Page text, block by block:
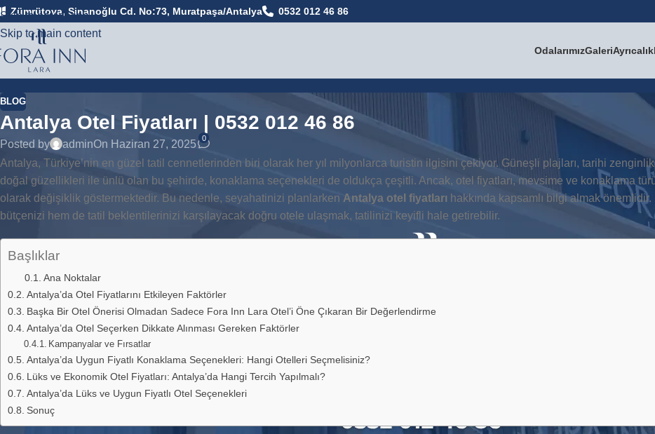
Skip to navigation
Skip to main content
Zümrütova, Sinanoğlu Cd. No:73, Muratpaşa/Antalya 0532 012 46 86
OdalarımızGaleri
BLOG
Antalya Otel Fiyatları | 0532 012 46 86
Posted by adminOn Haziran 27, 2025
0
Antalya, Türkiye’nin en güzel tatil cennetlerinden biri olarak her yıl milyonlarca turistin ilgisini çekiyor. Güneşli plajları, tarihi
doğal güzellikleri ile ünlü olan bu şehirde, konaklama seçenekleri de oldukça çeşitli. Ancak, otel fiyatları, mevsime ve konaklama
olarak değişiklik göstermektedir. Bu nedenle, seyahatinizi planlarken Antalya otel fiyatları hakkında kapsamlı bilgi almak önemlidir.
bütçenizi hem de tatil beklentilerinizi karşılayacak doğru otele ulaşmak, tatilinizi keyifli hale getirebilir.
Başlıklar
Ana Noktalar
Antalya’da Otel Fiyatlarını Etkileyen Faktörler
Başka Bir Otel Önerisi Olmadan Sadece Fora Inn Lara Otel’i Öne Çıkaran Bir Değerlendirme
Antalya’da Otel Seçerken Dikkate Alınması Gereken Faktörler
Kampanyalar ve Fırsatlar
Antalya’da Uygun Fiyatlı Konaklama Seçenekleri: Hangi Otelleri Seçmelisiniz?
Lüks ve Ekonomik Otel Fiyatları: Antalya’da Hangi Tercih Yapılmalı?
Antalya’da Lüks ve Uygun Fiyatlı Otel Seçenekleri
Sonuç